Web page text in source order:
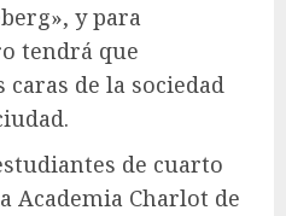
y para
tendrá que
de la sociedad
de cuarto
Academia Charlot de